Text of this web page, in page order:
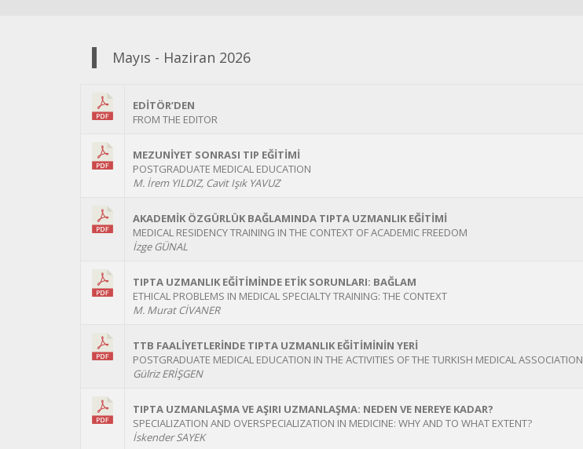
Mayıs - Haziran 2026
EDİTÖR’DEN
FROM THE EDITOR
MEZUNİYET SONRASI TIP EĞİTİMİ
POSTGRADUATE MEDICAL EDUCATION
M. İrem YILDIZ, Cavit Işık YAVUZ
AKADEMİK ÖZGÜRLÜK BAĞLAMINDA TIPTA UZMANLIK EĞİTİMİ
MEDICAL RESIDENCY TRAINING IN THE CONTEXT OF ACADEMIC FREEDOM
İzge GÜNAL
TIPTA UZMANLIK EĞİTİMİNDE ETİK SORUNLARI: BAĞLAM
ETHICAL PROBLEMS IN MEDICAL SPECIALTY TRAINING: THE CONTEXT
M. Murat CİVANER
TTB FAALİYETLERİNDE TIPTA UZMANLIK EĞİTİMİNİN YERİ
POSTGRADUATE MEDICAL EDUCATION IN THE ACTIVITIES OF THE TURKISH MEDICAL ASSOCIATION
Gülriz ERİŞGEN
TIPTA UZMANLAŞMA VE AŞIRI UZMANLAŞMA: NEDEN VE NEREYE KADAR?
SPECIALIZATION AND OVERSPECIALIZATION IN MEDICINE: WHY AND TO WHAT EXTENT?
İskender SAYEK